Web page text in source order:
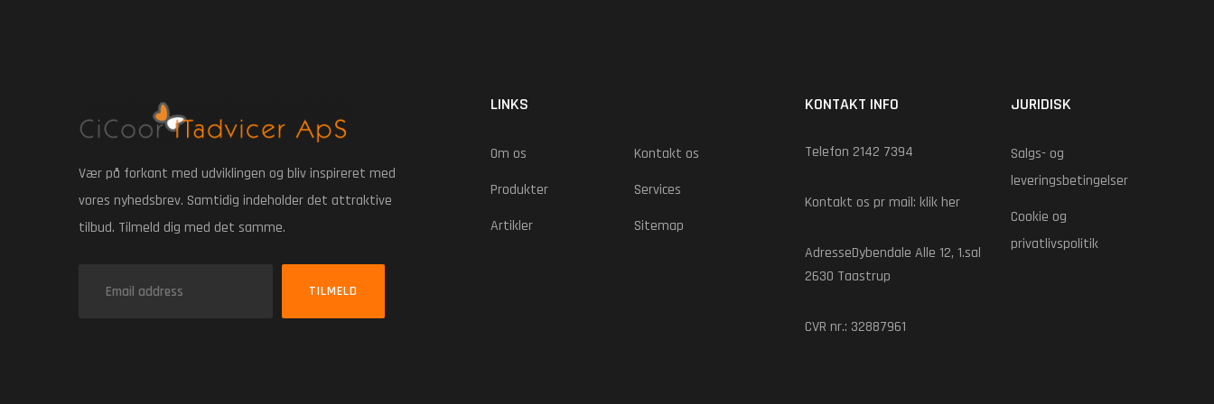
Vær på forkant med udviklingen og bliv inspireret med
vores nyhedsbrev. Samtidig indeholder det attraktive
tilbud. Tilmeld dig med det samme.
TILMELD
LINKS
Om os
Kontakt os
Produkter
Services
Artikler
Sitemap
KONTAKT INFO
Telefon 2142 7394
Kontakt os pr mail: klik her
AdresseDybendale Alle 12, 1.sal
2630 Taastrup
CVR nr.: 32887961
JURIDISK
Salgs- og
leveringsbetingelser
Cookie og
privatlivspolitik